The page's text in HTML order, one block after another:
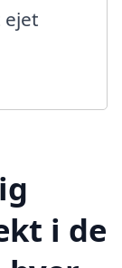
ejet
i de